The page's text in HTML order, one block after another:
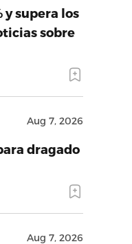
y supera los
sobre
Aug 7, 2026
dragado
Aug 7, 2026